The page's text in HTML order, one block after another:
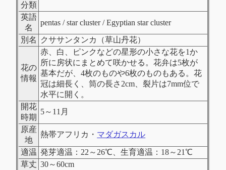
分類
英語
名
pentas / star cluster / Egyptian star cluster
別名
クササンタンカ（草山丹花）
花の
情報
赤、白、ピンクなどの星形の小さな花を1か
所に房状にまとめて咲かせる。花弁は5枚が
基本だが、4枚のものや6枚のものもある。花
冠は細長く、筒の長さ2cm、裂片は7mm位で
水平に開く。
開花
時期
5～11月
原産
地
熱帯アフリカ・ マダガスカル
適温 発芽適温：22～26℃、生育適温：18～21℃
草丈 30～60cm